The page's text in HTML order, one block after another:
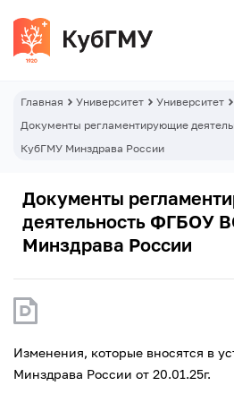
Главная Университет
Университет
Документы регламентирующие
КубГМУ Минздрава России
Документы
деятельность ФГБОУ
Минздрава России
Изменения, которые вносятся в
Минздрава России от 20.01.25г.